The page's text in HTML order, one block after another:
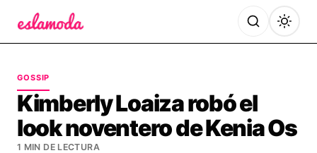
GOSSIP
Kimberly Loaiza robó el
look noventero de Kenia Os
1 MIN DE LECTURA